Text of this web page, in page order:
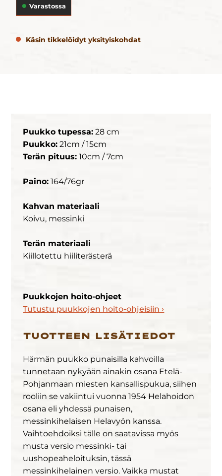
Varastossa
Käsin tikkelöidyt yksityiskohdat
TUOTTEEN LISÄTIEDOT
Härmän puukko punaisilla kahvoilla
tunnetaan nykyään ainakin osana Etelä-
Pohjanmaan miesten kansallispukua, siihen
rooliin se vakiintui vuonna 1954 Helahoidon
osana eli yhdessä punaisen,
messinkihelaisen Helavyön kanssa.
Vaihtoehdoiksi tälle on saatavissa myös
musta versio messinki- tai
uushopeaheloituksin, tässä
messinkihelainen versio. Vaikka mustat
Puukko tupessa: 28 cm
Puukko: 21cm / 15cm
Terän pituus: 10cm / 7cm
Paino: 164/76gr
Kahvan materiaali
Koivu, messinki
Terän materiaali
Kiillotettu hiiliterästerä
Puukkojen hoito-ohjeet
Tutustu puukkojen hoito-ohjeisiin ›